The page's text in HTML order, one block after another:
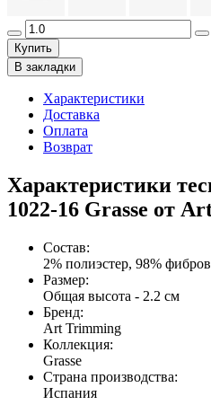
Купить
В закладки
Характеристики
Доставка
Оплата
Возврат
Характеристики
1022-16 Grasse от
Состав:
2% полиэстер, 98%
Размер:
Общая высота - 2.2 см
Бренд:
Art Trimming
Коллекция:
Grasse
Страна производства:
Испания